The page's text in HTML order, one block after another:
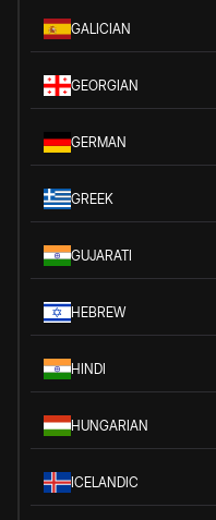
GALICIAN
GEORGIAN
GERMAN
GREEK
GUJARATI
HEBREW
HINDI
HUNGARIAN
ICELANDIC